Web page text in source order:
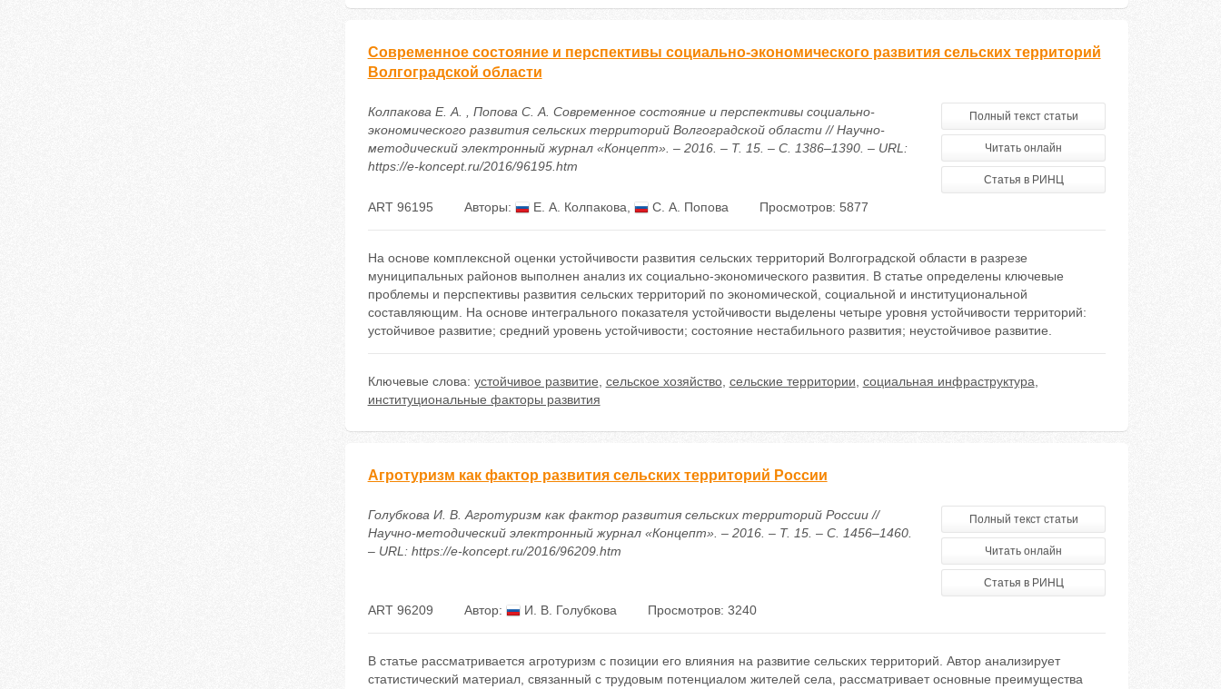
Современное состояние и перспективы социально-экономического развития сельских территорий
Волгоградской области
Колпакова Е. А. , Попова С. А. Современное состояние и перспективы социально-
экономического развития сельских территорий Волгоградской области // Научно-
методический электронный журнал «Концепт». – 2016. – Т. 15. – С. 1386–1390. – URL:
https://e-koncept.ru/2016/96195.htm
Полный текст статьи
Читать онлайн
Статья в РИНЦ
ART 96195 Авторы: Е. А. Колпакова С. А. Попова Просмотров: 5877
На основе комплексной оценки устойчивости развития сельских территорий Волгоградской области в разрезе
муниципальных районов выполнен анализ их социально-экономического развития. В статье определены ключевые
проблемы и перспективы развития сельских территорий по экономической, социальной и институциональной
составляющим. На основе интегрального показателя устойчивости выделены четыре уровня устойчивости территорий:
устойчивое развитие; средний уровень устойчивости; состояние нестабильного развития; неустойчивое развитие.
Ключевые слова: устойчивое развитие сельское хозяйство, сельские территории социальная инфраструктура
институциональные факторы развития
Агротуризм как фактор развития сельских территорий России
Голубкова И. В. Агротуризм как фактор развития сельских территорий России //
Научно-методический электронный журнал «Концепт». – 2016. – Т. 15. – С. 1456–1460.
– URL: https://e-koncept.ru/2016/96209.htm
Полный текст статьи
Читать онлайн
Статья в РИНЦ
ART 96209 Автор: И. В. Голубкова Просмотров: 3240
В статье рассматривается агротуризм с позиции его влияния на развитие сельских территорий. Автор анализирует
статистический материал, связанный с трудовым потенциалом жителей села, рассматривает основные преимущества